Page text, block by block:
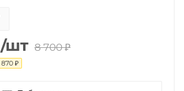
/шт 8 700 ₽
870 ₽